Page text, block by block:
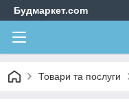
Будмаркет.com
Товари та послуги